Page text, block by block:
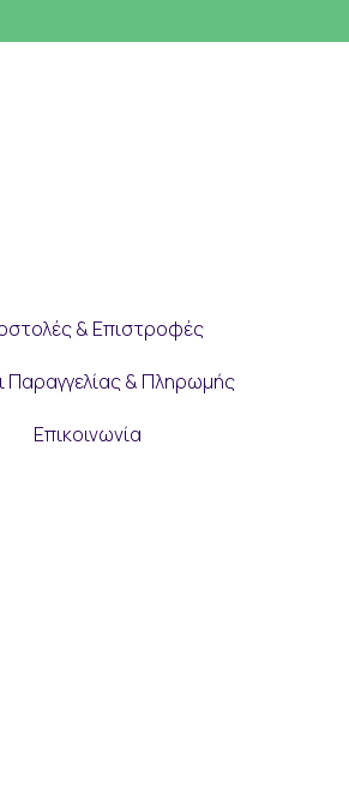
& Επιστροφές
Παραγγελίας & Πληρωμής
Επικοινωνία